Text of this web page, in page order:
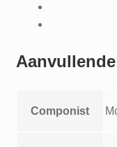
Wilson
aantal
Componist